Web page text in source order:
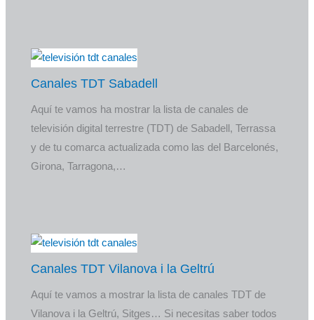
Canales TDT Sabadell
Aquí te vamos ha mostrar la lista de canales de
televisión digital terrestre (TDT) de Sabadell, Terrassa
y de tu comarca actualizada como las del Barcelonés,
Girona, Tarragona,…
Canales TDT Vilanova i la Geltrú
Aquí te vamos a mostrar la lista de canales TDT de
Vilanova i la Geltrú, Sitges… Si necesitas saber todos